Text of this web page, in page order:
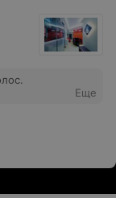
Еще